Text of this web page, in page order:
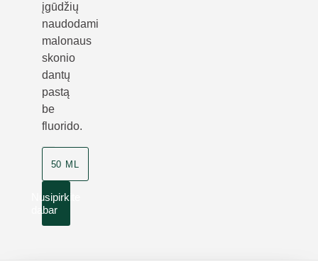
įgūdžių
naudodami
malonaus
skonio
dantų
pastą
be
fluorido.
50 ML
Nusipirkite
dabar